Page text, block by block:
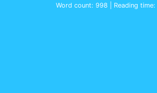
Word count: 998 | Reading time: